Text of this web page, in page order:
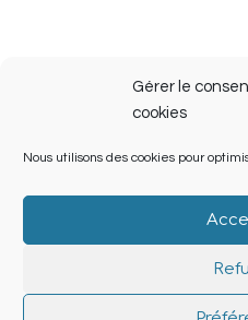
Gérer le
cookies
Nous utilisons des cookies pour
Sud
41 rue Jobin, 13003